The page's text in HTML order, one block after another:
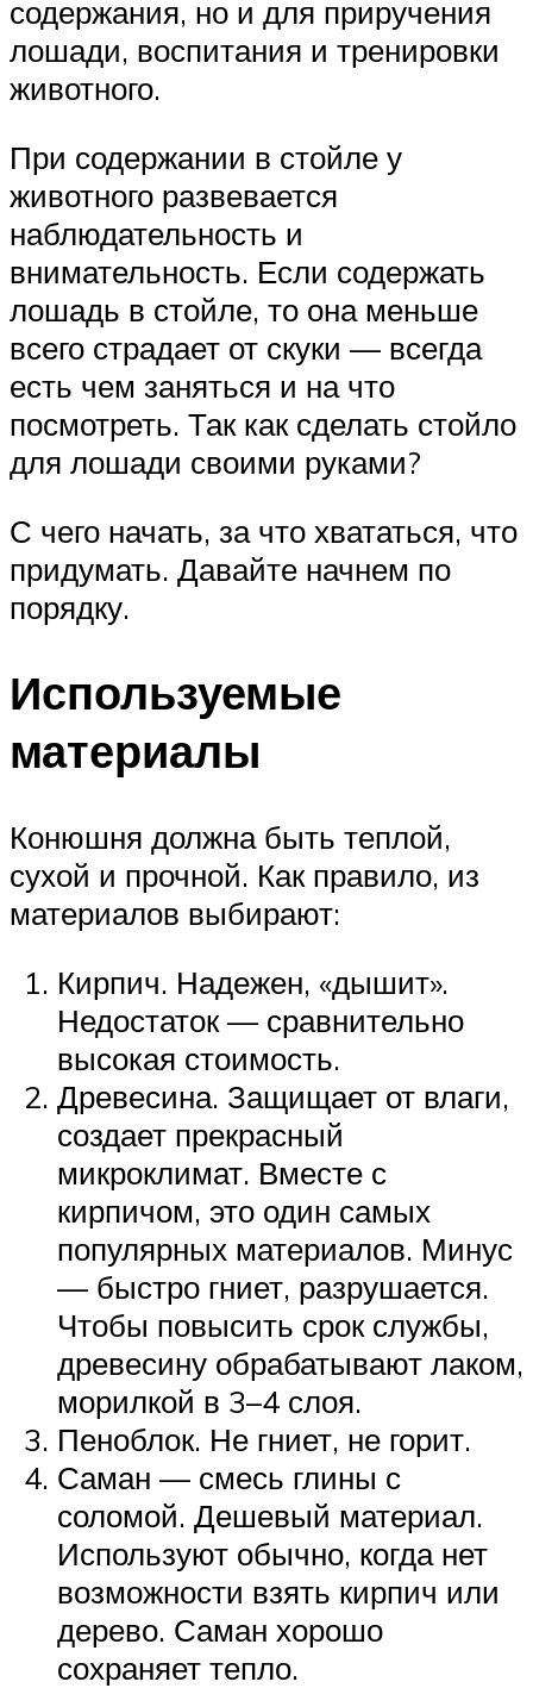
содержания, но и для приручения
лошади, воспитания и тренировки
животного.
При содержании в стойле у
животного развевается
наблюдательность и
внимательность. Если содержать
лошадь в стойле, то она меньше
всего страдает от скуки — всегда
есть чем заняться и на что
посмотреть. Так как сделать стойло
для лошади своими руками?
С чего начать, за что хвататься, что
придумать. Давайте начнем по
порядку.
Используемые
материалы
Конюшня должна быть теплой,
сухой и прочной. Как правило, из
материалов выбирают:
Кирпич. Надежен, «дышит».
Недостаток — сравнительно
высокая стоимость.
Древесина. Защищает от влаги,
создает прекрасный
микроклимат. Вместе с
кирпичом, это один самых
популярных материалов. Минус
— быстро гниет, разрушается.
Чтобы повысить срок службы,
древесину обрабатывают лаком,
морилкой в 3–4 слоя.
Пеноблок. Не гниет, не горит.
Саман — смесь глины с
соломой. Дешевый материал.
Используют обычно, когда нет
возможности взять кирпич или
дерево. Саман хорошо
сохраняет тепло.